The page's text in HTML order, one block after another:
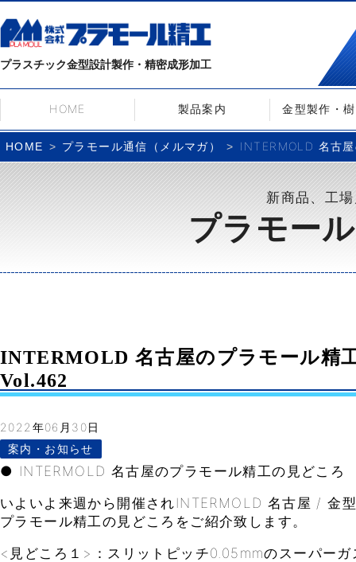
プラスチック金型設計製作・精密成形加工
HOME 製品案内 金型製作・
HOME プラモール通信（メルマガ） INTERMOLD 名古
新商品、工
プラモー
INTERMOLD 名古屋のプラモール精
Vol.462
2022年06月30日
案内・お知らせ
● INTERMOLD 名古屋のプラモール精工の見どころ
いよいよ来週から開催されINTERMOLD 名古屋 / 金
プラモール精工の見どころをご紹介致します。
<見どころ１>：スリットピッチ0.05mmのスーパーガ